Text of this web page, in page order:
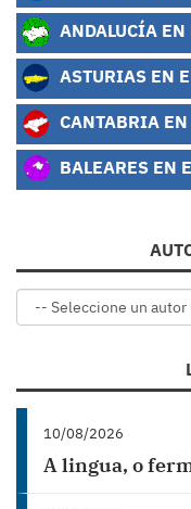
ANDALUCÍA EN
ASTURIAS EN
CANTABRIA EN
BALEARES EN
10/08/2026
A lingua, o